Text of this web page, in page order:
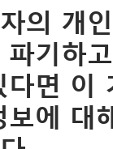
의 개
파기하
다면 이
보에 대